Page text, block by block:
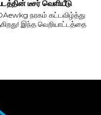
படத்தின் டீசர் வெளியீடு
நரகம் கட்டவிழ்த்து
இந்த வெறியாட்டத்தை